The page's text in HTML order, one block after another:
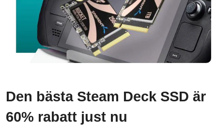
Den bästa Steam Deck SSD är
60% rabatt just nu